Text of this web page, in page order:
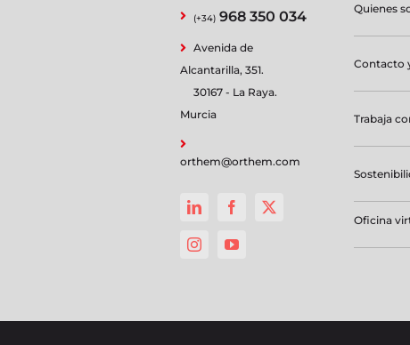
(+34) 968 350 034
Avenida de
Alcantarilla, 351.
30167 - La Raya.
Murcia
orthem@orthem.com
Quienes
Contacto
Trabaja
Oficina